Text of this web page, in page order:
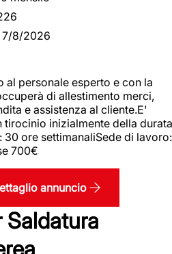
7/8/2026
al personale esperto e con la
di allestimento merci,
e assistenza al cliente.E'
tirocinio inizialmente della durata
ore settimanaliSede di lavoro:
700€
annuncio
Saldatura